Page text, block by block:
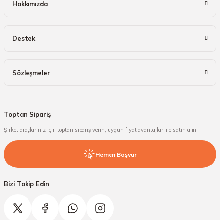
Hakkımızda
Destek
Sözleşmeler
Toptan Sipariş
Şirket araçlarınız için toptan sipariş verin, uygun fiyat avantajları ile satın alın!
Hemen Başvur
Bizi Takip Edin